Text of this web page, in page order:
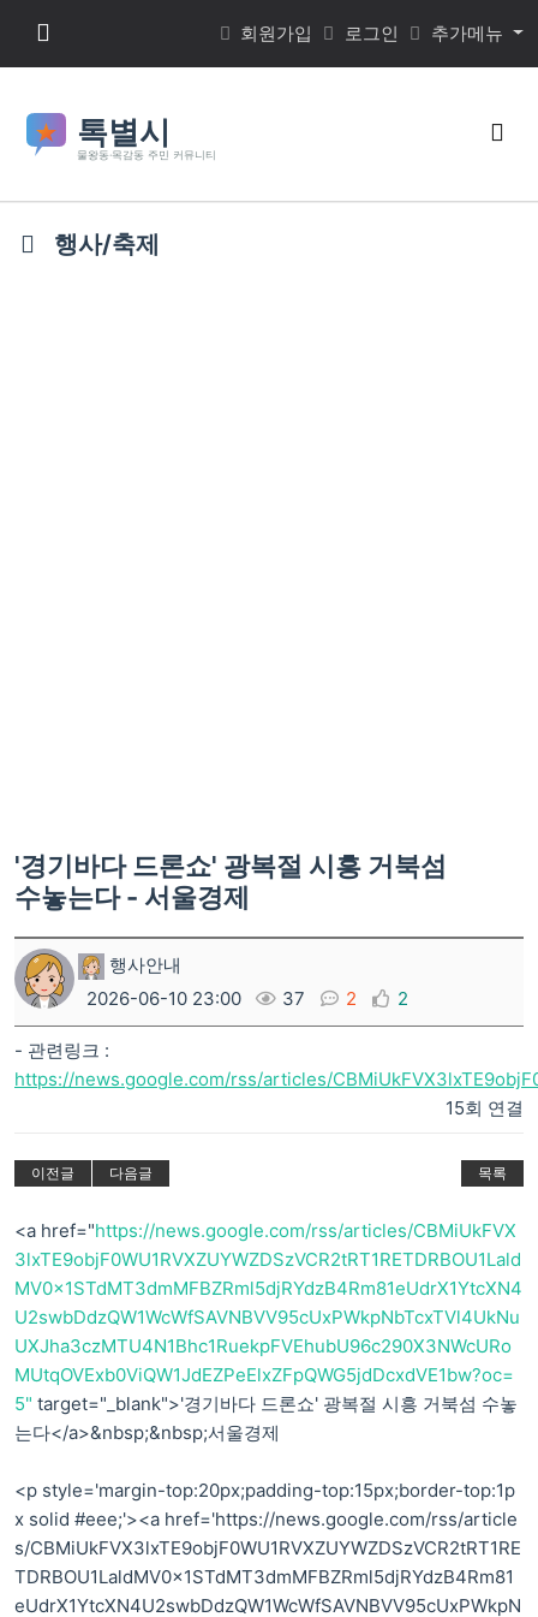
메뉴 버튼 회원가입 로그인 추가메뉴
검
행사/축제
'경기바다 드론쇼' 광복절 시흥 거북섬
수놓는다 - 서울경제
행사안내
2026-06-10 23:00
37 2 2
- 관련링크 :
https://news.google.com/rss/articles/
15회 연결
이전글 다음글 목록
<a href="https://news.google.com/rss/articles/CBMiUkFVX
3lxTE9objF0WU1RVXZUYWZDSzVCR2tRT1RETDRBOU1Lald
MV0x1STdMT3dmMFBZRml5djRYdzB4Rm81eUdrX1YtcXN4
U2swbDdzQW1WcWfSAVNBVV95cUxPWkpNbTcxTVl4UkNu
UXJha3czMTU4N1Bhc1RuekpFVEhubU96c290X3NWcURo
MUtqOVExb0ViQW1JdEZPeElxZFpQWG5jdDcxdVE1bw?oc=
5" target="_blank">'경기바다 드론쇼' 광복절 시흥 거북섬 수놓
는다</a>&nbsp;&nbsp;서울경제
<p style='margin-top:20px;padding-top:15px;border-top:1p
x solid #eee;'><a href='https://news.google.com/rss/article
s/CBMiUkFVX3lxTE9objF0WU1RVXZUYWZDSzVCR2tRT1RE
TDRBOU1LaldMV0x1STdMT3dmMFBZRml5djRYdzB4Rm81
eUdrX1YtcXN4U2swbDdzQW1WcWfSAVNBVV95cUxPWkpN